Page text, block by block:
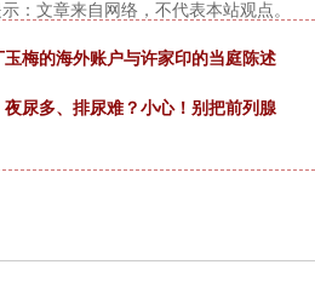
：文章来自网络，不代表本站观点。
梅的海外账户与许家印的当庭陈述
尿多、排尿难？小心！别把前列腺